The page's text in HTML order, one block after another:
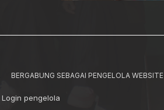
BERGABUNG SEBAGAI PENGELOLA WEBSITE
Login pengelola